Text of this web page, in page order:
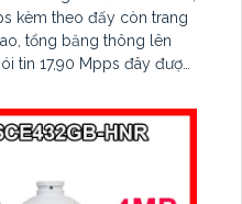
kèm theo đấy còn trang
tổng băng thông lên
tin 17,90 Mpps đây được